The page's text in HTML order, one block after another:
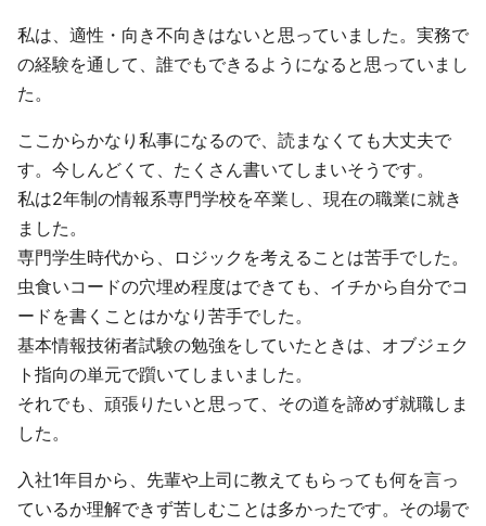
私は、適性・向き不向きはないと思っていました。実務で
の経験を通して、誰でもできるようになると思っていまし
た。
ここからかなり私事になるので、読まなくても大丈夫で
す。今しんどくて、たくさん書いてしまいそうです。
私は2年制の情報系専門学校を卒業し、現在の職業に就き
ました。
専門学生時代から、ロジックを考えることは苦手でした。
虫食いコードの穴埋め程度はできても、イチから自分でコ
ードを書くことはかなり苦手でした。
基本情報技術者試験の勉強をしていたときは、オブジェク
ト指向の単元で躓いてしまいました。
それでも、頑張りたいと思って、その道を諦めず就職しま
した。
入社1年目から、先輩や上司に教えてもらっても何を言っ
ているか理解できず苦しむことは多かったです。その場で